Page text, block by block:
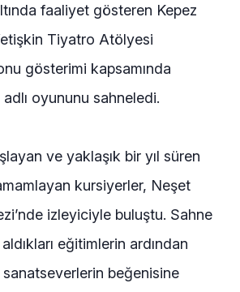
faaliyet gösteren Kepez
Tiyatro Atölyesi
gösterimi kapsamında
oyununu sahneledi.
ve yaklaşık bir yıl süren
kursiyerler, Neşet
izleyiciyle buluştu. Sahne
eğitimlerin ardından
beğenisine